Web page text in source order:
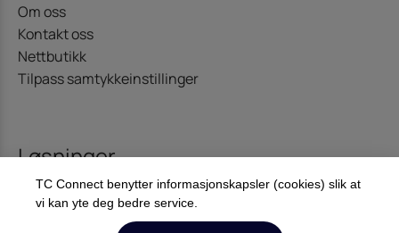
Om oss
Kontakt oss
Nettbutikk
Tilpass samtykkeinstillinger
Løsninger
Kommunikasjon
Offshore – Energi
TC Connect benytter informasjonskapsler (cookies) slik at
vi kan yte deg bedre service.